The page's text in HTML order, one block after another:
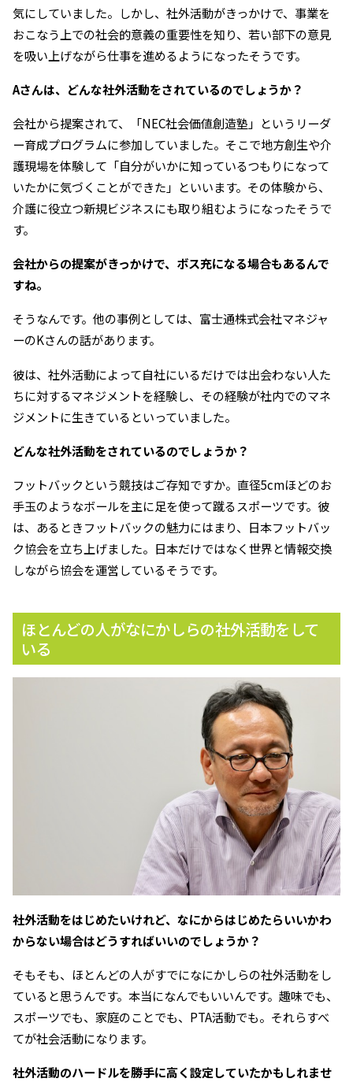
気にしていました。しかし、社外活動がきっかけで、事業を
おこなう上での社会的意義の重要性を知り、若い部下の意見
を吸い上げながら仕事を進めるようになったそうです。
――Aさんは、どんな社外活動をされているのでしょうか？
会社から提案されて、「NEC社会価値創造塾」というリーダ
ー育成プログラムに参加していました。そこで地方創生や介
護現場を体験して「自分がいかに知っているつもりになって
いたかに気づくことができた」といいます。その体験から、
介護に役立つ新規ビジネスにも取り組むようになったそうで
す。
――会社からの提案がきっかけで、ボス充になる場合もあるんで
すね。
そうなんです。他の事例としては、富士通株式会社マネジャ
ーのKさんの話があります。
彼は、社外活動によって自社にいるだけでは出会わない人た
ちに対するマネジメントを経験し、その経験が社内でのマネ
ジメントに生きているといっていました。
――どんな社外活動をされているのでしょうか？
フットバックという競技はご存知ですか。直径5cmほどのお
手玉のようなボールを主に足を使って蹴るスポーツです。彼
は、あるときフットバックの魅力にはまり、日本フットバッ
ク協会を立ち上げました。日本だけではなく世界と情報交換
しながら協会を運営しているそうです。
ほとんどの人がなにかしらの社外活動をして
いる
――社外活動をはじめたいけれど、なにからはじめたらいいかわ
からない場合はどうすればいいのでしょうか？
そもそも、ほとんどの人がすでになにかしらの社外活動をし
ていると思うんです。本当になんでもいいんです。趣味でも、
スポーツでも、家庭のことでも、PTA活動でも。それらすべ
てが社会活動になります。
――社外活動のハードルを勝手に高く設定していたかもしれませ